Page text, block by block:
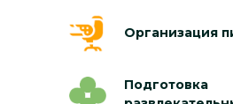
Подготовка
Организация